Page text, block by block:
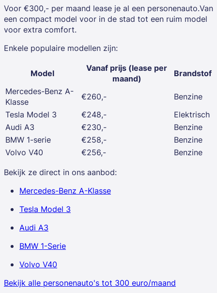
Voor €300,- per maand lease je al een personenauto.Van
een compact model voor in de stad tot een ruim model
voor extra comfort.
Enkele populaire modellen zijn:
Model
Vanaf prijs (lease per
maand)
Brandstof
Mercedes-Benz A-
Klasse
€260,-
Benzine
Tesla Model 3
€248,-
Elektrisch
Audi A3
€230,-
Benzine
BMW 1-serie
€258,-
Benzine
Volvo V40
€256,-
Benzine
Bekijk ze direct in ons aanbod:
Mercedes-Benz A-Klasse
Tesla Model 3
Audi A3
BMW 1-Serie
Volvo V40
Bekijk alle personenauto's tot 300 euro/maand